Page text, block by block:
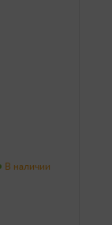
В наличии